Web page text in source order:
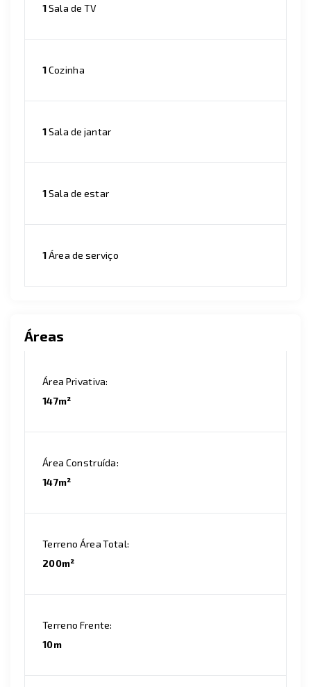
1Sala de TV
1Cozinha
1Sala de jantar
1Sala de estar
1Área de serviço
Áreas
Área Privativa:
147m²
Área Construída:
147m²
Terreno Área Total:
200m²
Terreno Frente:
10m